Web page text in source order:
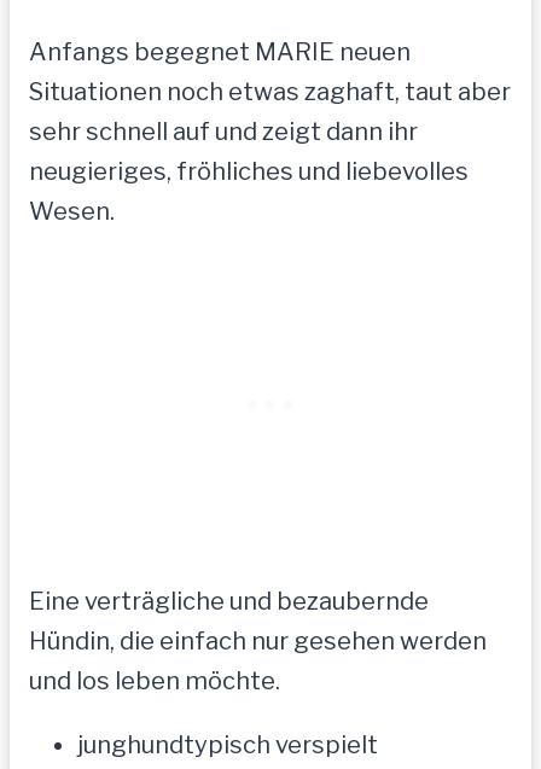
Anfangs begegnet MARIE neuen
Situationen noch etwas zaghaft, taut aber
sehr schnell auf und zeigt dann ihr
neugieriges, fröhliches und liebevolles
Wesen.
Eine verträgliche und bezaubernde
Hündin, die einfach nur gesehen werden
und los leben möchte.
junghundtypisch verspielt